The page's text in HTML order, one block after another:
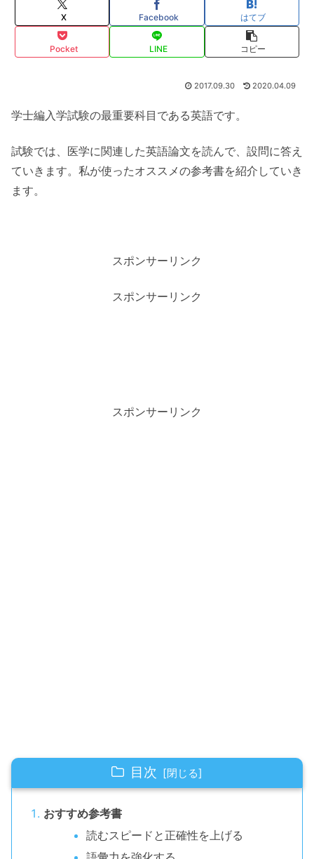
X Facebook はてブ
Pocket LINE コピー
2017.09.30 2020.04.09
学士編入学試験の最重要科目である英語です。
試験では、医学に関連した英語論文を読んで、設問に答え
ていきます。私が使ったオススメの参考書を紹介していき
ます。
スポンサーリンク
スポンサーリンク
スポンサーリンク
目次
おすすめ参考書
読むスピードと正確性を上げる